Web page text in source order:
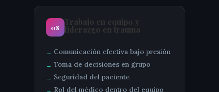
08
Trabajo en equipo y
liderazgo en trauma
Comunicación efectiva bajo presión
Toma de decisiones en grupo
Seguridad del paciente
Rol del médico dentro del equipo